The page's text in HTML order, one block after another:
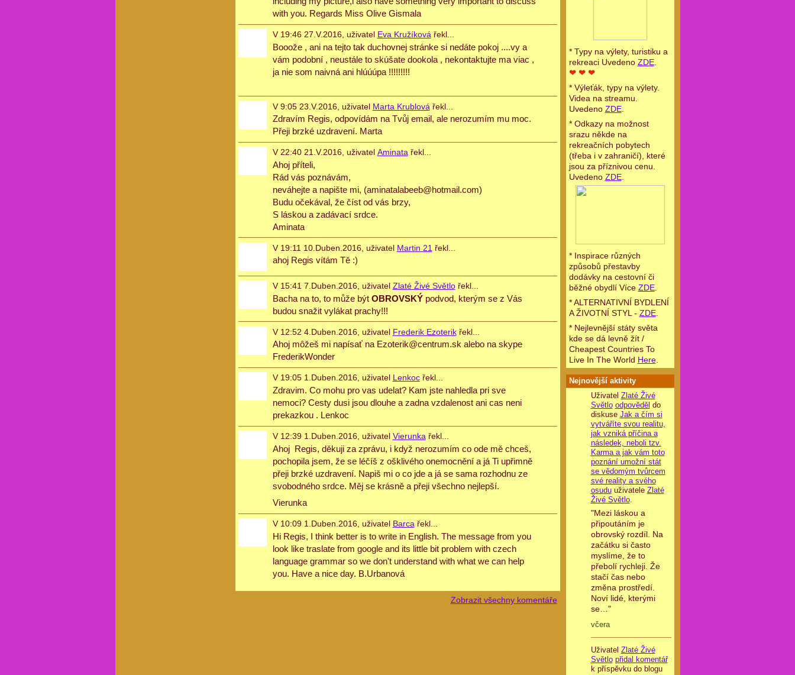
with you. Regards Miss Olive Gismala
V 19:46 27.V.2016, uživatel Eva Kružíková řekl...
Booože , ani na tejto tak duchovnej stránke si nedáte pokoj ....vy a
vám podobní , neustále to skúšate dookola , nekontaktujte ma viac ,
ja nie som naivná ani hlúúúpa !!!!!!!!!
V 9:05 23.V.2016, uživatel Marta Krublová řekl...
Zdravím Regis, odpovídám na Tvůj email, ale nerozumím mu moc.
Přeji brzké uzdravení. Marta
V 22:40 21.V.2016, uživatel Aminatařekl...
Ahoj příteli,
Rád vás poznávám,
neváhejte a napište mi, (aminatalabeeb@hotmail.com)
Budu očekával, že číst od vás brzy,
S láskou a zadávací srdce.
Aminata
V 19:11 10.Duben.2016, uživatel Martin 21 řekl...
ahoj Regis vítám Tě :)
V 15:41 7.Duben.2016, uživatel Zlaté Živé Světlořekl...
Bacha na to, to může být OBROVSKÝpodvod, kterým se z Vás
budou snažit vylákat prachy!!!
V 12:52 4.Duben.2016, uživatel Frederik Ezoterikřekl...
Ahoj môžeš mi napísať na Ezoterik@centrum.sk alebo na skype
FrederikWonder
V 19:05 1.Duben.2016, uživatel Lenkocřekl...
Zdravim. Co mohu pro vas udelat? Kam jste nahledla pri sve
nemoci? Cesty dusi jsou dlouhe a zadna vzdalenost ani cas neni
prekazkou . Lenkoc
V 12:39 1.Duben.2016, uživatel Vierunka řekl...
Ahoj Regis, děkuji za zprávu, i když nerozumím co ode mě chceš,
pochopila jsem, že se léčíš z ošklivého onemocnění a já Ti upřimně
přeji brzké uzdravení. Napiš mi o co jde a já se sama rozhodnu ze
svobodného srdce. Měj se krásně a přeji všechno nejlepší.
Vierunka
V 10:09 1.Duben.2016, uživatel Barcařekl...
Hi Regis, I think better is to write in English. The message from you
look like traslate from google and its little bit problem with czech
language grammar so we don't understand with what we can help
you. Have a nice day. B.Urbanová
Zobrazit všechny komentáře
* Typy na výlety, turistiku a
rekreaci Uvedeno ZDE.
❤ ❤ ❤
* Výleťák, typy na výlety.
Videa na streamu.
Uvedeno ZDE.
* Odkazy na možnost
srazu někde na
rekreačních pobytech
(třeba i v zahraničí), které
jsou za příznivou cenu.
Uvedeno ZDE.
* Inspirace různých
způsobů přestavby
dodávky na cestovní či
běžné obydlí Více ZDE.
* ALTERNATIVNÍ BYDLENÍ
A ŽIVOTNÍ STYL - ZDE.
* Nejlevnější státy světa
kde se dá levně žít /
Cheapest Countries To
Live In The World Here.
Nejnovější aktivity
Uživatel Zlaté Živé
Světlo odpověděl do
diskuse Jak a čím si
vytváříte svou realitu,
jak vzniká příčina a
následek, neboli tzv.
Karma a jak vám toto
poznání umožní stát
se vědomým tvůrcem
své reality a svého
osuduuživatele Zlaté
Živé Světlo.
"Mezi láskou a
připoutáním je
obrovský rozdíl. Na
začátku si často
myslíme, že to
přebolí rychleji. Že
stačí čas nebo
změna prostředí.
Noví lidé, kterými
se…"
včera
Uživatel Zlaté Živé
Světlo přidal komentář
k příspěvku do blogu